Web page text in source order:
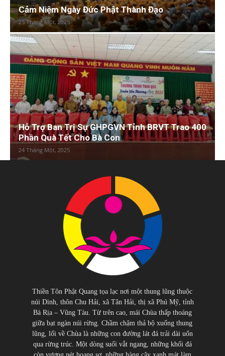
Cảm Niệm Ngày Đức Phật Thành Đạo
25 Tháng Một, 2025
Hỗ Trợ Ban Trị Sự GHPGVN Tỉnh BRVT Trao 400
Phần Quà Tết Cho Bà Con
24 Tháng Một, 2025
Thiền Tôn Phật Quang tọa lạc nơi một thung lũng thuộc
núi Dinh, thôn Chu Hải, xã Tân Hải, thị xã Phú Mỹ, tỉnh
Bà Rịa – Vũng Tàu. Từ trên cao, mái Chùa thấp thoáng
giữa bạt ngàn núi rừng. Chầm chậm thả bộ xuống thung
lũng, lối về Chùa là những con đường lát đá trải dài uốn
qua rừng trúc. Một dòng suối vắt ngang, những khối đá